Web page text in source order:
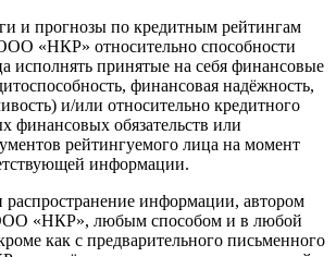
и прогнозы по кредитным рейтингам
«НКР» относительно способности
исполнять принятые на себя финансовые
финансовая надёжность,
и/или относительно кредитного
финансовых обязательств или
рейтингуемого лица на момент
информации.
распространение информации, автором
ООО «НКР», любым способом и в любой
как с предварительного письменного